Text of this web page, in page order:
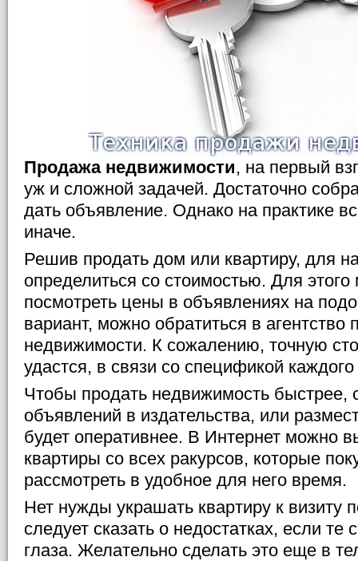
Продажа недвижимости, на первый
уж и сложной задачей. Достаточно
дать объявление. Однако на практике
иначе.
Решив продать дом или квартиру, для
определиться со стоимостью. Для этого
посмотреть цены в объявлениях на
вариант, можно обратиться в агентство
недвижимости. К сожалению, точную
удастся, в связи со спецификой
Чтобы продать недвижимость быстрее,
объявлений в издательства, или
будет оперативнее. В Интернет можно
квартиры со всех ракурсов, которые
рассмотреть в удобное для него время.
Нет нужды украшать квартиру к визиту
следует сказать о недостатках, если те
глаза. Желательно сделать это еще в